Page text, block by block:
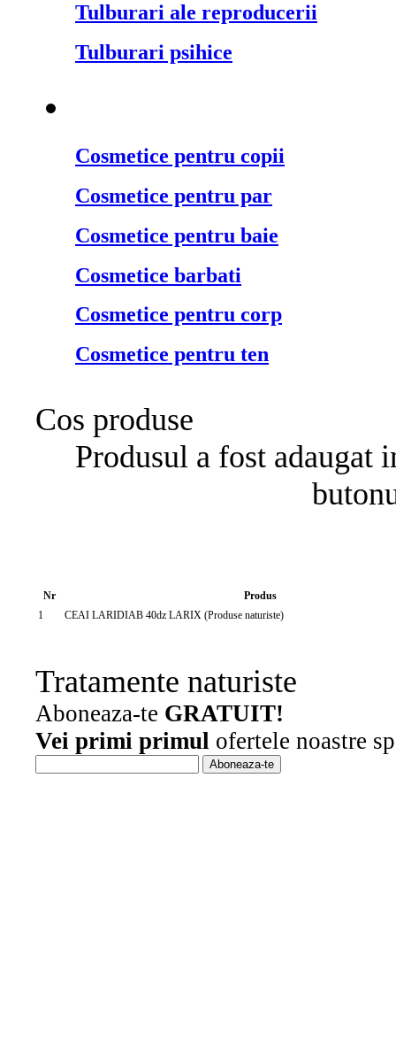
Tulburari ale reproducerii
Tulburari psihice
Cosmetice pentru copii
Cosmetice pentru par
Cosmetice pentru baie
Cosmetice barbati
Cosmetice pentru corp
Cosmetice pentru ten
Cos produse
Produsul a fost adaugat
Nr
Produs
1
CEAI LARIDIAB 40dz LARIX (Produse naturiste)
Tratamente naturiste
Aboneaza-te GRATUIT!
Vei primi primul ofertele noastre